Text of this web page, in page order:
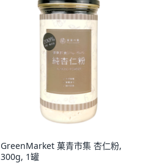
GreenMarket 菓青市集 杏仁粉,
300g, 1罐